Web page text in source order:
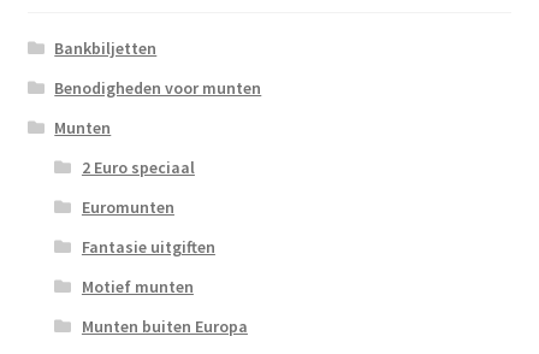
Bankbiljetten
Benodigheden voor munten
Munten
2 Euro speciaal
Euromunten
Fantasie uitgiften
Motief munten
Munten buiten Europa